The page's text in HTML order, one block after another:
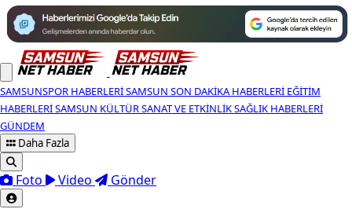
SAMSUNSPOR HABERLERISAMSUN SON DAKIKA HABERLERI EĞITIM
HABERLERISAMSUN KÜLTÜR SANAT VE ETKINLIKSAĞLIK HABERLERI
GÜNDEM
Daha Fazla
Foto Video Gönder